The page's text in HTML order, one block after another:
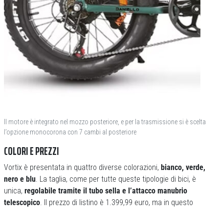
Il motore è integrato nel mozzo posteriore, e per la trasmissione si è scelta
l’opzione monocorona con 7 cambi al posteriore
COLORI E PREZZI
Vortix è presentata in quattro diverse colorazioni, bianco, verde,
nero e blu. La taglia, come per tutte queste tipologie di bici, è
unica, regolabile tramite il tubo sella e l’attacco manubrio
telescopico. Il prezzo di listino è 1.399,99 euro, ma in questo